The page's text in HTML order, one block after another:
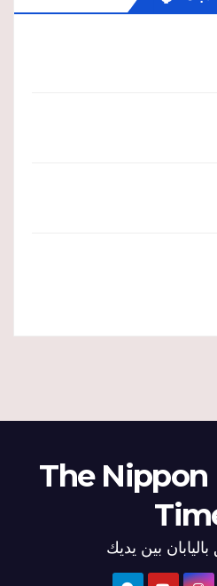
مجلة اليابان • The Nippon
بين يديك